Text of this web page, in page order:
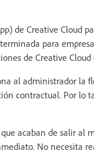
de Creative Cloud
para
de Creative Cloud
al administrador la
contractual. Por lo
acaban de salir al
No necesita